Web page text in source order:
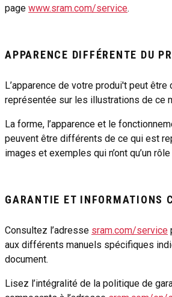
page www.sram.com/service.
APPARENCE DIFFÉRENTE DU
L’apparence de votre produi't peut
représentée sur les illustrations de ce
La forme, l’apparence et le
peuvent être différents de ce qui est
images et exemples qui n’ont qu’un
GARANTIE ET INFORMATIONS
Consultez l’adresse sram.com/service
aux différents manuels spécifiques
document.
Lisez l’intégralité de la politique de